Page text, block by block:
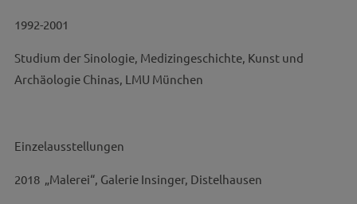
1992-2001
Studium der Sinologie, Medizingeschichte, Kunst und
Archäologie Chinas, LMU München
Einzelausstellungen
2018 „Malerei“, Galerie Insinger, Distelhausen